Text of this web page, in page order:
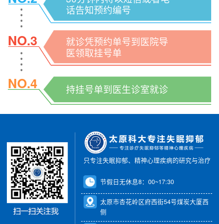
话告知预约编号
NO.3
就诊凭预约单号到医院导
医领取挂号单
NO.4 持挂号单到医生诊室就诊
只专注失眠抑郁、精神心理疾病的研究与治疗
节假日无休息8：00~17:30
太原市杏花岭区府西街54号煤炭大厦西
侧